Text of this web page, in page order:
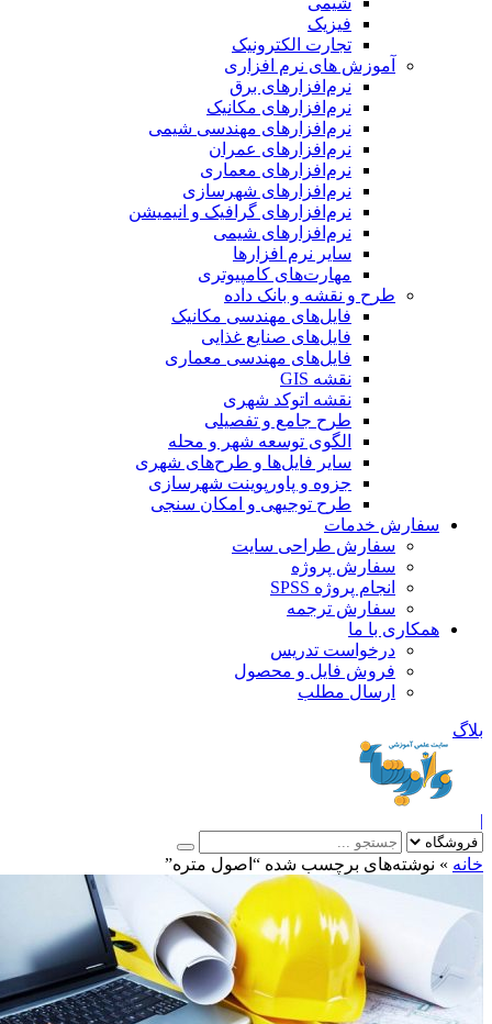
فیزیک
تجارت الکترونیک
آموزش های نرم افزاری
نرم‌افزارهای برق
نرم‌افزارهای مکانیک
نرم‌افزارهای مهندسی شیمی
نرم‌افزارهای عمران
نرم‌افزارهای معماری
نرم‌افزارهای شهرسازی
نرم‌افزارهای گرافیک و انیمیشن
نرم‌افزارهای شیمی
سایر نرم افزارها
مهارت‌های کامپیوتری
طرح و نقشه و بانک داده
فایل‌های مهندسی مکانیک
فایل‌های صنایع غذایی
فایل‌های مهندسی معماری
نقشه GIS
نقشه اتوکد شهری
طرح جامع و تفصیلی
الگوی توسعه شهر و محله
سایر فایل‌ها و طرح‌های شهری
جزوه و پاورپوینت شهرسازی
طرح توجیهی و امکان سنجی
سفارش خدمات
سفارش طراحی سایت
سفارش پروژه
انجام پروژه SPSS
سفارش ترجمه
همکاری با ما
درخواست تدریس
فروش فایل و محصول
ارسال مطلب
»نوشته‌های برچسب شده “اصول متره”